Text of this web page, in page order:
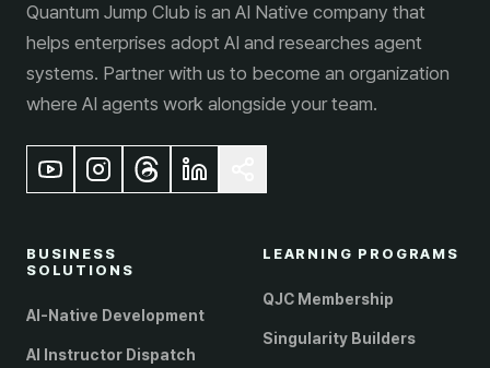
Quantum Jump Club is an AI Native company that
helps enterprises adopt AI and researches agent
systems. Partner with us to become an organization
where AI agents work alongside your team.
BUSINESS
SOLUTIONS
AI-Native Development
AI Instructor Dispatch
LEARNING PROGRAMS
QJC Membership
Singularity Builders